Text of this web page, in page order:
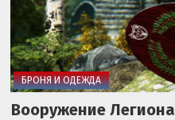
БРОНЯ И ОДЕЖДА
Вооружение Легиона